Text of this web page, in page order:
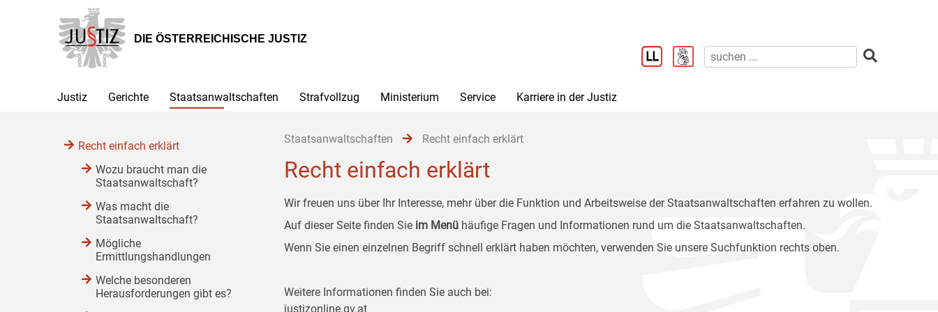
Hauptnavigation
[1]
Inhalt
[2]
Untermenü
[3]
DIE ÖSTERREICHISCHE JUSTIZ
Justiz Gerichte Staatsanwaltschaften Strafvollzug Ministerium Service Karriere in der Justiz
Staatsanwaltschaften Recht einfach erklärt
Recht einfach erklärt
Wir freuen uns über Ihr Interesse, mehr über die Funktion und Arbeitsweise der Staatsanwaltschaften erfahren zu wollen.
Auf dieser Seite finden Sie im Menü häufige Fragen und Informationen rund um die Staatsanwaltschaften.
Wenn Sie einen einzelnen Begriff schnell erklärt haben möchten, verwenden Sie unsere Suchfunktion rechts oben.
Weitere Informationen finden Sie auch bei:
justizonline.gv.at
Recht einfach erklärt
Wozu braucht man die
Staatsanwaltschaft?
Was macht die
Staatsanwaltschaft?
Mögliche
Ermittlungshandlungen
Welche besonderen
Herausforderungen gibt es?